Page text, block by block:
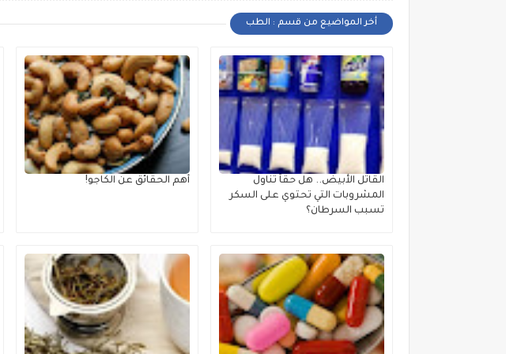
أخر المواضيع من قسم : الطب
القاتل الأبيض.. هل حقاً تناول
المشروبات التي تحتوي على السكر
تسبب السرطان؟
أهم الحقائق عن الكاجو!